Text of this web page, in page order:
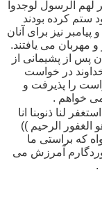
لهم الرسول لوجدوا
که به خود ستم کرده بودند
نیز برای آنان
مهربان می یافتند.
پس از پشیمانی از
در خواست
را پذیرفت و
خواهم .
استغفر لنا ذنوبنا انا
الرحیم ))
که براستی ما
آمرزش می
.